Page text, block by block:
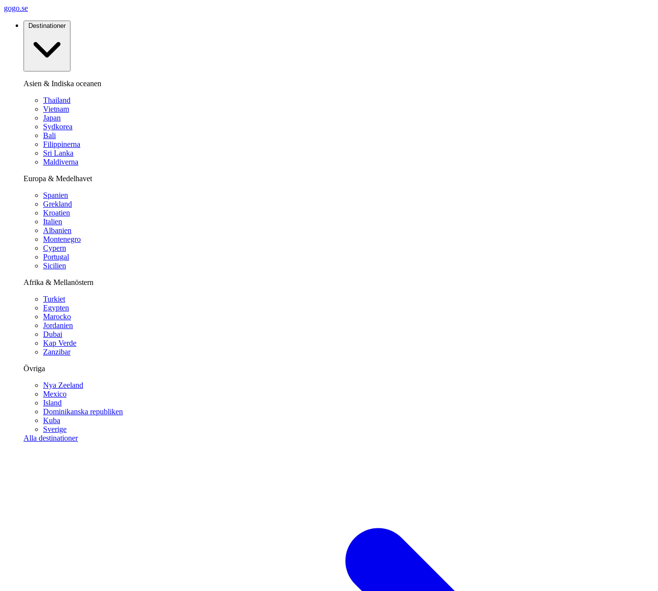
gogo.se
Destinationer
Asien & Indiska oceanen
Thailand
Vietnam
Japan
Sydkorea
Bali
Filippinerna
Sri Lanka
Maldiverna
Europa & Medelhavet
Spanien
Grekland
Kroatien
Italien
Albanien
Montenegro
Cypern
Portugal
Sicilien
Afrika & Mellanöstern
Turkiet
Egypten
Marocko
Jordanien
Dubai
Kap Verde
Zanzibar
Övriga
Nya Zeeland
Mexico
Island
Dominikanska republiken
Kuba
Sverige
Alla destinationer